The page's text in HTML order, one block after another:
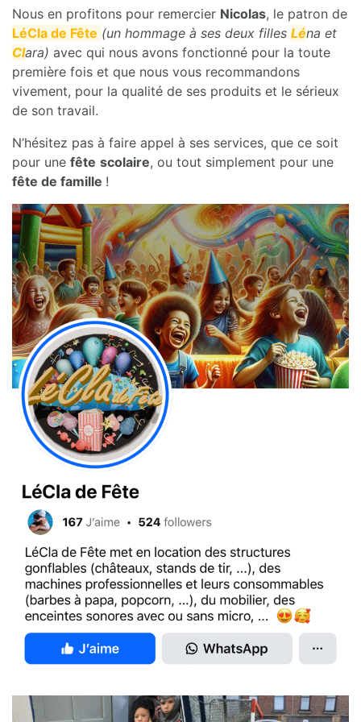
Nous en profitons pour remercier Nicolas, le patron de
LéCla de Fête (un hommage à ses deux filles Léna et
Clara) avec qui nous avons fonctionné pour la toute
première fois et que nous vous recommandons
vivement, pour la qualité de ses produits et le sérieux
de son travail.
N’hésitez pas à faire appel à ses services, que ce soit
pour une fête scolaire, ou tout simplement pour une
fête de famille !